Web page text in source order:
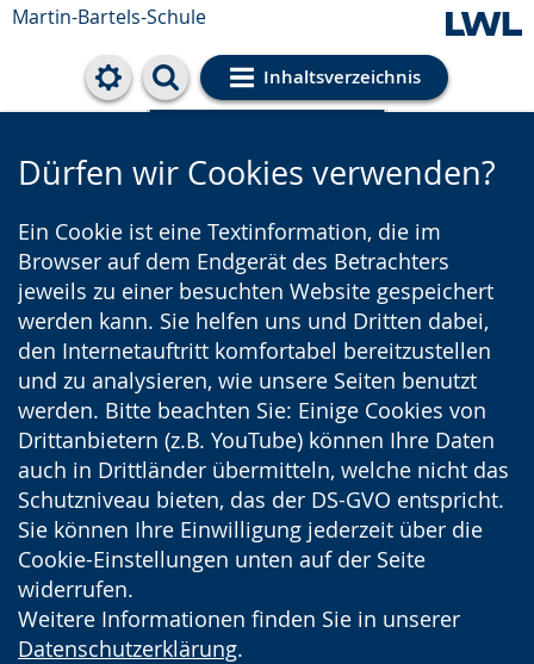
Martin-Bartels-Schule
Inhaltsverzeichnis
Cookie-Einstellungen
Dürfen wir Cookies verwenden?
Ein Cookie ist eine Textinformation, die im
Browser auf dem Endgerät des Betrachters
jeweils zu einer besuchten Website gespeichert
werden kann. Sie helfen uns und Dritten dabei,
den Internetauftritt komfortabel bereitzustellen
und zu analysieren, wie unsere Seiten benutzt
werden. Bitte beachten Sie: Einige Cookies von
Drittanbietern (z.B. YouTube) können Ihre Daten
auch in Drittländer übermitteln, welche nicht das
Schutzniveau bieten, das der DS-GVO entspricht.
Sie können Ihre Einwilligung jederzeit über die
Cookie-Einstellungen unten auf der Seite
widerrufen.
Weitere Informationen finden Sie in unserer
Datenschutzerklärung.